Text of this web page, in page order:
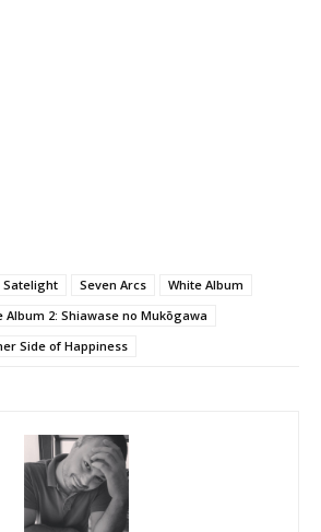
Satelight Seven Arcs
White Album
Album 2: Shiawase no Mukōgawa
Side of Happiness